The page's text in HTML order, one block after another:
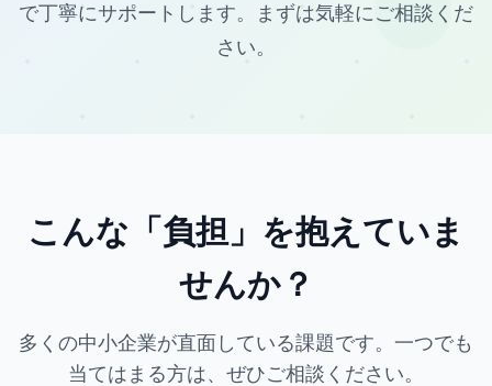
で丁寧にサポートします。まずは気軽にご相談くだ
さい。
こんな「負担」を抱えていま
せんか？
多くの中小企業が直面している課題です。一つでも
当てはまる方は、ぜひご相談ください。